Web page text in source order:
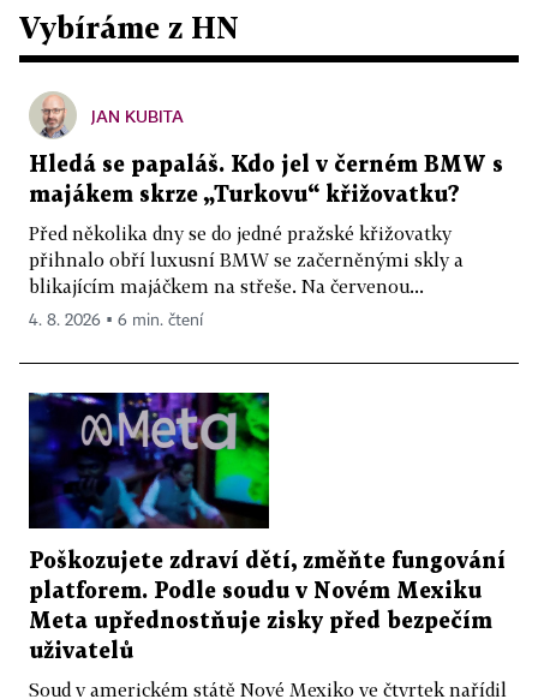
Vybíráme z HN
JAN KUBITA
Hledá se papaláš. Kdo jel v černém BMW s
majákem skrze „Turkovu“ křižovatku?
Před několika dny se do jedné pražské křižovatky
přihnalo obří luxusní BMW se začerněnými skly a
blikajícím majáčkem na střeše. Na červenou...
4. 8. 2026 ▪ 6 min. čtení
Poškozujete zdraví dětí, změňte fungování
platforem. Podle soudu v Novém Mexiku
Meta upřednostňuje zisky před bezpečím
uživatelů
Soud v americkém státě Nové Mexiko ve čtvrtek nařídil